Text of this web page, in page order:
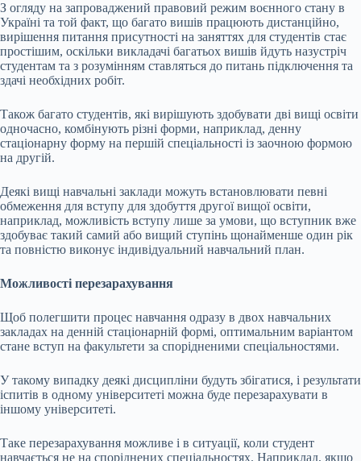
З огляду на запроваджений правовий режим воєнного стану в
Україні та той факт, що багато вишів працюють дистанційно,
вирішення питання присутності на заняттях для студентів стає
простішим, оскільки викладачі багатьох вишів йдуть назустріч
студентам та з розумінням ставляться до питань підключення та
здачі необхідних робіт.
Також багато студентів, які вирішують здобувати дві вищі освіти
одночасно, комбінують різні форми, наприклад, денну
стаціонарну форму на першій спеціальності із заочною формою
на другій.
Деякі вищі навчальні заклади можуть встановлювати певні
обмеження для вступу для здобуття другої вищої освіти,
наприклад, можливість вступу лише за умови, що вступник вже
здобуває такий самий або вищий ступінь щонайменше один рік
та повністю виконує індивідуальний навчальний план.
Можливості перезарахування
Щоб полегшити процес навчання одразу в двох навчальних
закладах на денній стаціонарній формі, оптимальним варіантом
стане вступ на факультети за спорідненими спеціальностями.
У такому випадку деякі дисципліни будуть збігатися, і результати
іспитів в одному університеті можна буде перезарахувати в
іншому університеті.
Таке перезарахування можливе і в ситуації, коли студент
навчається не на споріднених спеціальностях. Наприклад, якщо